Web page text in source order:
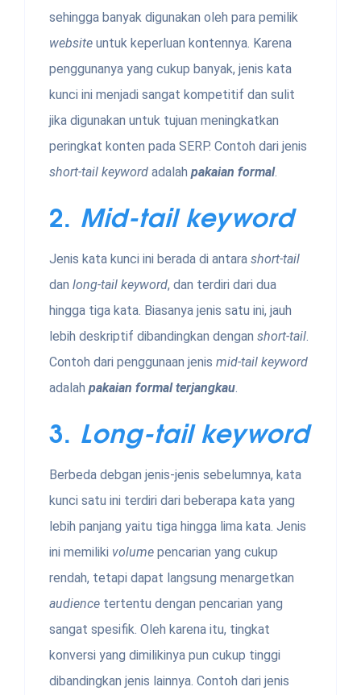
sehingga banyak digunakan oleh para pemilik
website untuk keperluan kontennya. Karena
penggunanya yang cukup banyak, jenis kata
kunci ini menjadi sangat kompetitif dan sulit
jika digunakan untuk tujuan meningkatkan
peringkat konten pada SERP. Contoh dari jenis
short-tail keyword adalah pakaian formal.
2. Mid-tail keyword
Jenis kata kunci ini berada di antara short-tail
dan long-tail keyword, dan terdiri dari dua
hingga tiga kata. Biasanya jenis satu ini, jauh
lebih deskriptif dibandingkan dengan short-tail.
Contoh dari penggunaan jenis mid-tail keyword
adalah pakaian formal terjangkau.
3. Long-tail keyword
Berbeda debgan jenis-jenis sebelumnya, kata
kunci satu ini terdiri dari beberapa kata yang
lebih panjang yaitu tiga hingga lima kata. Jenis
ini memiliki volume pencarian yang cukup
rendah, tetapi dapat langsung menargetkan
audience tertentu dengan pencarian yang
sangat spesifik. Oleh karena itu, tingkat
konversi yang dimilikinya pun cukup tinggi
dibandingkan jenis lainnya. Contoh dari jenis